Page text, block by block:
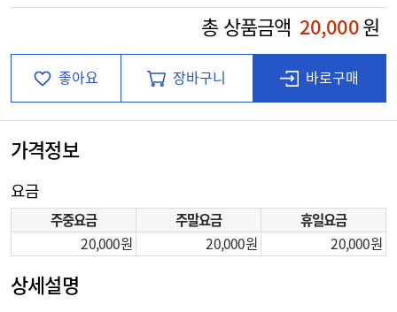
총 상품금액 20,000원
좋아요 장바구니 바로구매
가격정보
요금
주중요금 주말요금
휴일요금
20,000
20,000 20,000
상세설명